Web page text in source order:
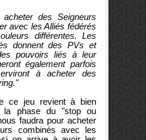
des Seigneurs
avec les Alliés fédérés
différentes. Les
donnent des PVs et
pouvoirs liés à leur
également parfois
à acheter des
ce jeu revient à bien
la phase du "stop ou
faudra pour acheter
combinés avec les